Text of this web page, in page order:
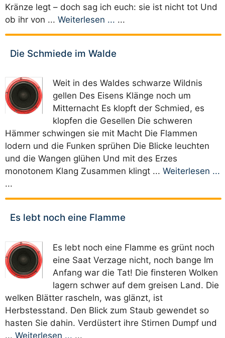
Kränze legt – doch sag ich euch: sie ist nicht tot Und
ob ihr von ... Weiterlesen ... ...
Die Schmiede im Walde
Weit in des Waldes schwarze Wildnis
gellen Des Eisens Klänge noch um
Mitternacht Es klopft der Schmied, es
klopfen die Gesellen Die schweren
Hämmer schwingen sie mit Macht Die Flammen
lodern und die Funken sprühen Die Blicke leuchten
und die Wangen glühen Und mit des Erzes
monotonem Klang Zusammen klingt ... Weiterlesen ...
...
Es lebt noch eine Flamme
Es lebt noch eine Flamme es grünt noch
eine Saat Verzage nicht, noch bange Im
Anfang war die Tat! Die finsteren Wolken
lagern schwer auf dem greisen Land. Die
welken Blätter rascheln, was glänzt, ist
Herbstesstand. Den Blick zum Staub gewendet so
hasten Sie dahin. Verdüstert ihre Stirnen Dumpf und
... Weiterlesen ... ...